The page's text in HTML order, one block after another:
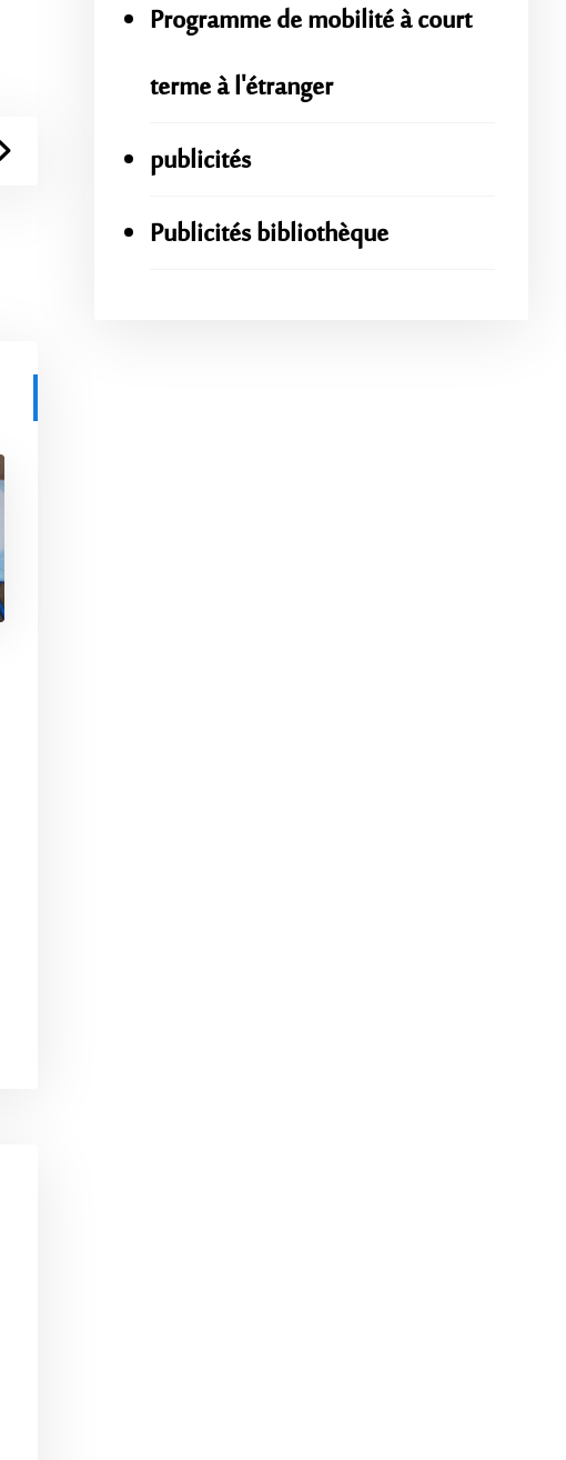
Programme de mobilité à court
terme à l'étranger
publicités
Publicités bibliothèque